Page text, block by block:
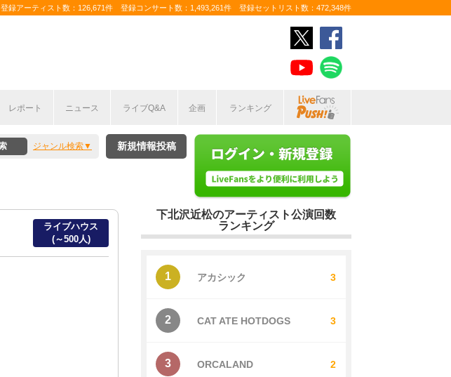
登録アーティスト数：126,671件 登録コンサート数：1,493,261件 登録セットリスト数：472,348件
レポート ニュース ライブQ&A 企画 ランキング
ジャンル検索 新規情報投稿
ライブハウス
(～500人)
下北沢近松のアーティスト公演回数
ランキング
1 アカシック 3
2 CAT ATE HOTDOGS 3
3 ORCALAND 2